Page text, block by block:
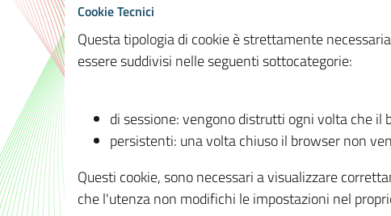
Cookie Tecnici
Questa tipologia di cookie è strettamente
essere suddivisi nelle seguenti sottocategorie:
di sessione: vengono distrutti ogni volta che il
persistenti: una volta chiuso il browser non
Questi cookie, sono necessari a visualizzare
che l'utenza non modifichi le impostazioni nel